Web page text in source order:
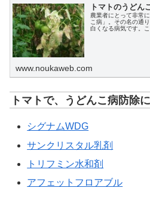
トマトのうどん
農業者にとって非常
こ病」。その名の通
白くなる病気です。
www.noukaweb.com
トマトで、うどんこ病防除
シグナムWDG
サンクリスタル乳剤
トリフミン水和剤
アフェットフロアブル